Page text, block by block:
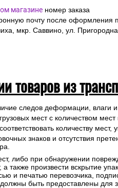
магазине номер заказа
почту после оформления
мкр. Саввино, ул.
товаров из
следов деформации, влаги
мест с количеством
количеству мест,
знаков и отсутствия
либо при обнаружении
также произвести вскрытие
и печатью перевозчика,
быть предоставлены для